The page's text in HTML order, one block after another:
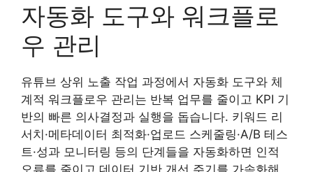
자동화 도구와 워크플로
우 관리
유튜브 상위 노출 작업 과정에서 자동화 도구와 체
계적 워크플로우 관리는 반복 업무를 줄이고 KPI 기
반의 빠른 의사결정과 실행을 돕습니다. 키워드 리
서치·메타데이터 최적화·업로드 스케줄링·A/B 테스
트·성과 모니터링 등의 단계들을 자동화하면 인적